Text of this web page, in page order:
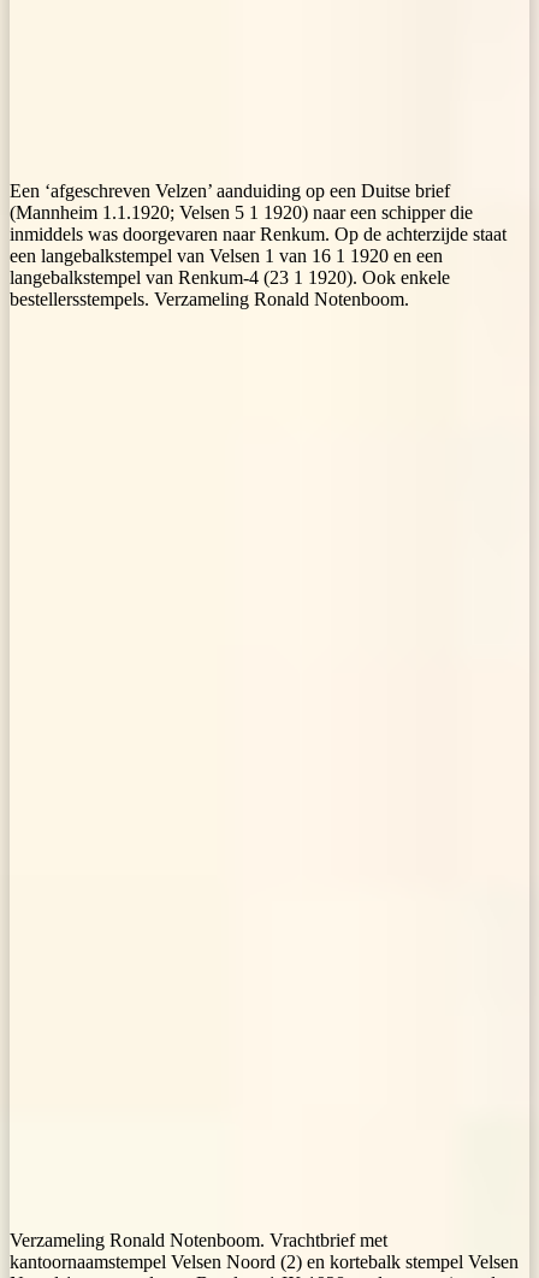
Een ‘afgeschreven Velzen’ aanduiding op een Duitse brief
(Mannheim 1.1.1920; Velsen 5 1 1920) naar een schipper die
inmiddels was doorgevaren naar Renkum. Op de achterzijde staat
een langebalkstempel van Velsen 1 van 16 1 1920 en een
langebalkstempel van Renkum-4 (23 1 1920). Ook enkele
bestellersstempels. Verzameling Ronald Notenboom.
Verzameling Ronald Notenboom. Vrachtbrief met
kantoornaamstempel Velsen Noord (2) en kortebalk stempel Velsen